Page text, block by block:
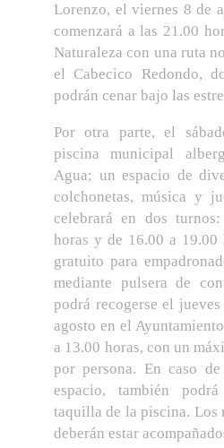
Lorenzo, el viernes 8 de
comenzará a las 21.00
Naturaleza con una ruta
el Cabecico Redondo,
podrán cenar bajo las
Por otra parte, el
piscina municipal
Agua; un espacio de
colchonetas, música y
celebrará en dos
horas y de 16.00 a 19.00
gratuito para
mediante pulsera de
podrá recogerse el
agosto en el
a 13.00 horas, con un
por persona. En caso
espacio, también
taquilla de la piscina. Los
deberán estar